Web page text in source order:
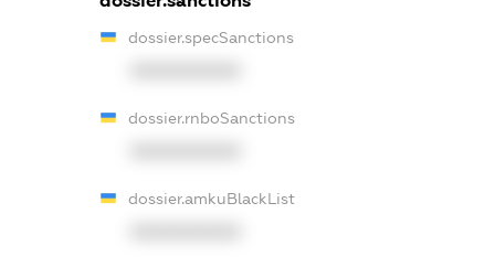
dossier.specSanctions
dossier.rnboSanctions
dossier.amkuBlackList